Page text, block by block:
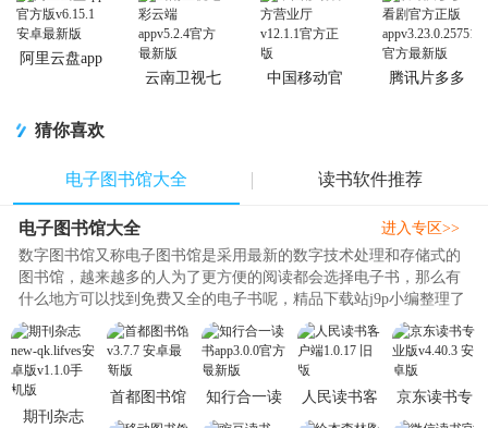
阿里云盘app
云南卫视七
中国移动官
腾讯片多多
猜你喜欢
电子图书馆大全 读书软件推荐
电子图书馆大全
数字图书馆又称电子图书馆是采用最新的数字技术处理和存储式的
图书馆，越来越多的人为了更方便的阅读都会选择电子书，那么有
什么地方可以找到免费又全的电子书呢，精品下载站j9p小编整理了
一些自认为比较好用的电子书..
进入专区>>
期刊杂志
首都图书馆
v3.7.7 安卓
知行合一读
书app3.0.0官
人民读书客
户端1.0.17
京东读书专
业版v4.40.3